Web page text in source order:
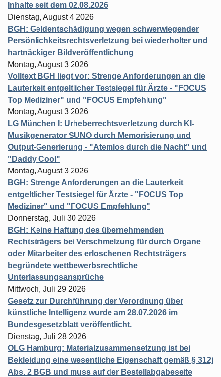
Inhalte seit dem 02.08.2026
Dienstag, August 4 2026
BGH: Geldentschädigung wegen schwerwiegender
Persönlichkeitsrechtsverletzung bei wiederholter und
hartnäckiger Bildveröffentlichung
Montag, August 3 2026
Volltext BGH liegt vor: Strenge Anforderungen an die
Lauterkeit entgeltlicher Testsiegel für Ärzte - "FOCUS
Top Mediziner" und "FOCUS Empfehlung"
Montag, August 3 2026
LG München I: Urheberrechtsverletzung durch KI-
Musikgenerator SUNO durch Memorisierung und
Output-Generierung - "Atemlos durch die Nacht" und
"Daddy Cool"
Montag, August 3 2026
BGH: Strenge Anforderungen an die Lauterkeit
entgeltlicher Testsiegel für Ärzte - "FOCUS Top
Mediziner" und "FOCUS Empfehlung"
Donnerstag, Juli 30 2026
BGH: Keine Haftung des übernehmenden
Rechtsträgers bei Verschmelzung für durch Organe
oder Mitarbeiter des erloschenen Rechtsträgers
begründete wettbewerbsrechtliche
Unterlassungsansprüche
Mittwoch, Juli 29 2026
Gesetz zur Durchführung der Verordnung über
künstliche Intelligenz wurde am 28.07.2026 im
Bundesgesetzblatt veröffentlicht.
Dienstag, Juli 28 2026
OLG Hamburg: Materialzusammensetzung ist bei
Bekleidung eine wesentliche Eigenschaft gemäß § 312j
Abs. 2 BGB und muss auf der Bestellabgabeseite